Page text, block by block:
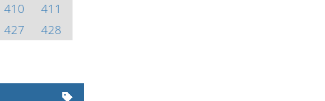
410
411
427
428